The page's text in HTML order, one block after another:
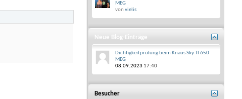
MEG
von vielis
Neue Blog-Einträge
Dichtigkeitprüfung beim Knaus Sky TI 650
MEG
08.09.2023 17:40
Besucher